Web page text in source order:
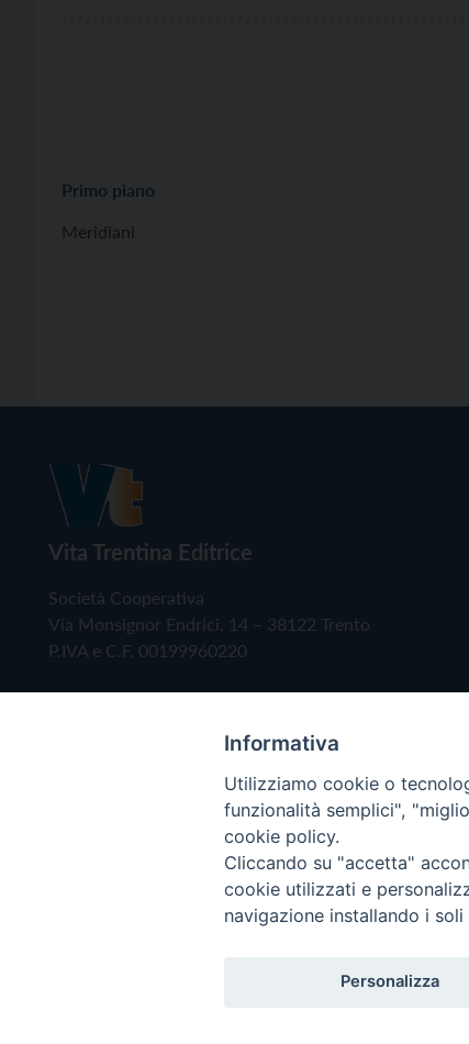
Primo piano
Meridiani
Vita Trentina Editrice
Società Cooperativa
Via Monsignor Endrici, 14 – 38122 Trento
P.IVA e C.F. 00199960220
Copyright © 2019 - Tutti i diritti riservati -
Informativa
Utilizziamo cookie o
funzionalità semplici",
cookie policy.
Cliccando su "accetta"
cookie utilizzati e
navigazione installando i
Personalizza